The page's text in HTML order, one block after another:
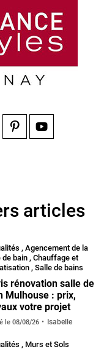
articles
, Agencement de la
de bain , Chauffage et
, Salle de bains
rénovation salle de
Mulhouse : prix,
votre projet
le 08/08/26 Isabelle
, Murs et Sols